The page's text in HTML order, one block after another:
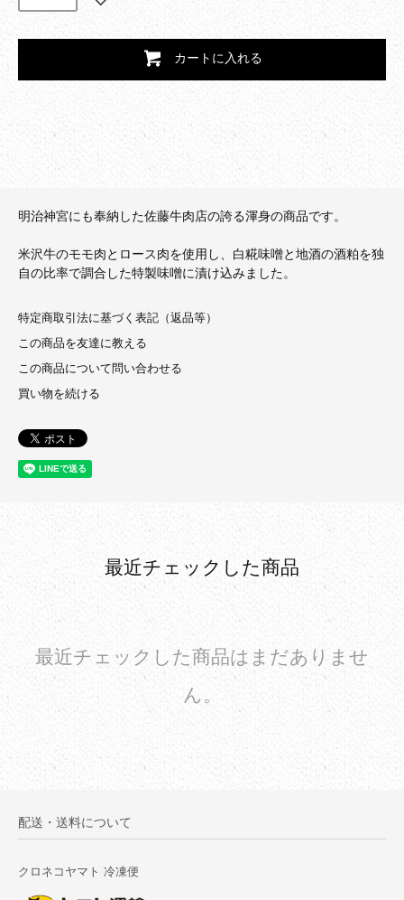
カートに入れる
明治神宮にも奉納した佐藤牛肉店の誇る渾身の商品です。
米沢牛のモモ肉とロース肉を使用し、白糀味噌と地酒の酒粕を独
自の比率で調合した特製味噌に漬け込みました。
特定商取引法に基づく表記（返品等）
この商品を友達に教える
この商品について問い合わせる
買い物を続ける
最近チェックした商品
最近チェックした商品はまだありませ
ん。
配送・送料について
クロネコヤマト 冷凍便